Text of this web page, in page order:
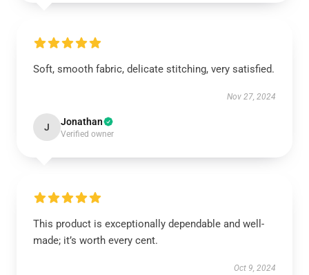
Soft, smooth fabric, delicate stitching, very satisfied.
Nov 27, 2024
J Jonathan
Verified owner
This product is exceptionally dependable and well-
made; it’s worth every cent.
Oct 9, 2024